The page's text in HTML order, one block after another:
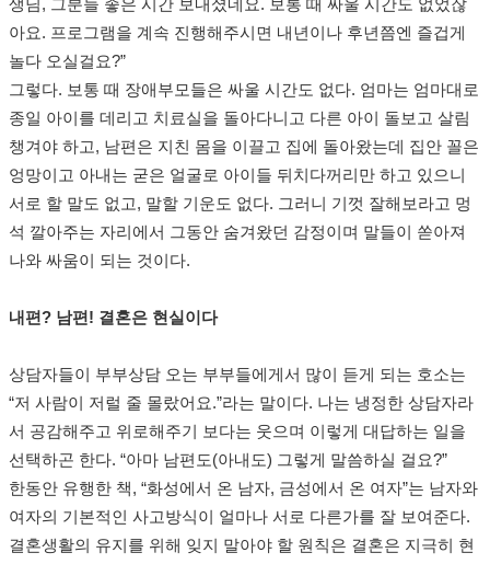
생님, 그분들 좋은 시간 보내셨네요. 보통 때 싸울 시간도 없었잖
아요. 프로그램을 계속 진행해주시면 내년이나 후년쯤엔 즐겁게
놀다 오실걸요?”
그렇다. 보통 때 장애부모들은 싸울 시간도 없다. 엄마는 엄마대로
종일 아이를 데리고 치료실을 돌아다니고 다른 아이 돌보고 살림
챙겨야 하고, 남편은 지친 몸을 이끌고 집에 돌아왔는데 집안 꼴은
엉망이고 아내는 굳은 얼굴로 아이들 뒤치다꺼리만 하고 있으니
서로 할 말도 없고, 말할 기운도 없다. 그러니 기껏 잘해보라고 멍
석 깔아주는 자리에서 그동안 숨겨왔던 감정이며 말들이 쏟아져
나와 싸움이 되는 것이다.
내편? 남편! 결혼은 현실이다
상담자들이 부부상담 오는 부부들에게서 많이 듣게 되는 호소는
“저 사람이 저럴 줄 몰랐어요.”라는 말이다. 나는 냉정한 상담자라
서 공감해주고 위로해주기 보다는 웃으며 이렇게 대답하는 일을
선택하곤 한다. “아마 남편도(아내도) 그렇게 말씀하실 걸요?”
한동안 유행한 책, “화성에서 온 남자, 금성에서 온 여자”는 남자와
여자의 기본적인 사고방식이 얼마나 서로 다른가를 잘 보여준다.
결혼생활의 유지를 위해 잊지 말아야 할 원칙은 결혼은 지극히 현